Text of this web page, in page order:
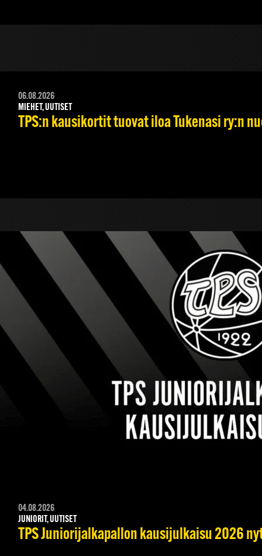
06.08.2026
MIEHET, UUTISET
TPS:n kausikortit tuovat iloa Tukenasi ry:n
04.08.2026
JUNIORIT, UUTISET
TPS Juniorijalkapallon kausijulkaisu 2026